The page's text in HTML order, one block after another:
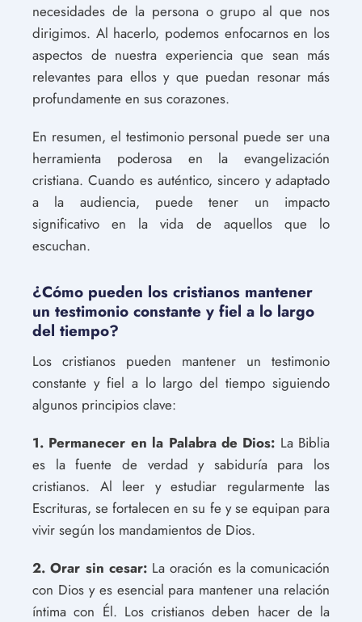
necesidades de la persona o grupo al que nos
dirigimos. Al hacerlo, podemos enfocarnos en los
aspectos de nuestra experiencia que sean más
relevantes para ellos y que puedan resonar más
profundamente en sus corazones.
En resumen, el testimonio personal puede ser una
herramienta poderosa en la evangelización
cristiana. Cuando es auténtico, sincero y adaptado
a la audiencia, puede tener un impacto
significativo en la vida de aquellos que lo
escuchan.
¿Cómo pueden los cristianos mantener
un testimonio constante y fiel a lo largo
del tiempo?
Los cristianos pueden mantener un testimonio
constante y fiel a lo largo del tiempo siguiendo
algunos principios clave:
1. Permanecer en la Palabra de Dios: La Biblia
es la fuente de verdad y sabiduría para los
cristianos. Al leer y estudiar regularmente las
Escrituras, se fortalecen en su fe y se equipan para
vivir según los mandamientos de Dios.
2. Orar sin cesar:La oración es la comunicación
con Dios y es esencial para mantener una relación
íntima con Él. Los cristianos deben hacer de la